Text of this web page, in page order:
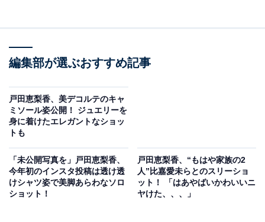
編集部が選ぶおすすめ記事
戸田恵梨香、美デコルテのキャ
ミソール姿公開！ ジュエリーを
身に着けたエレガントなショッ
トも
「未公開写真を」戸田恵梨香、
今年初のインスタ投稿は透け透
けシャツ姿で美脚あらわなソロ
ショット！
戸田恵梨香、“もはや家族の2
人”比嘉愛未らとのスリーショ
ット！ 「はあやばいかわいいニ
ヤけた、、、」